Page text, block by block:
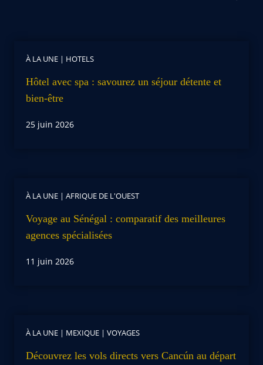
À LA UNE | HOTELS
Hôtel avec spa : savourez un séjour détente et
bien-être
25 juin 2026
À LA UNE | AFRIQUE DE L'OUEST
Voyage au Sénégal : comparatif des meilleures
agences spécialisées
11 juin 2026
À LA UNE | MEXIQUE | VOYAGES
Découvrez les vols directs vers Cancún au départ